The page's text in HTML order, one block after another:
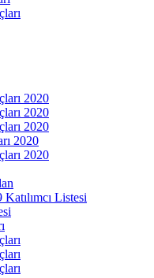
2020
2020
2020
2020
2020
Listesi